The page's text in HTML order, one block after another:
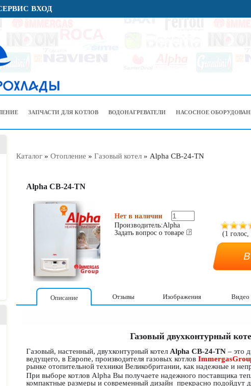
ВХОД
ЗАПЧАСТИ ДЛЯ КОТЛОВ ВОДОНАГРЕВАТЕЛИ НАСОСНОЕ
Каталог » Отопление » Газовый котел » Alpha CB-24-TN
Alpha CB-24-TN
Нет в наличии
Производитель:Alpha
Задать вопрос о товаре
(1
Описание Отзывы Изображения Видео
Газовый двухконтурный
Газовый, настенный, двухконтурный котел Alpha CB-24-TN – это
ведущего, в Европе, производителя газовых котлов Immergas
рынке отопительной техники Великобритании, как надежные и
При выборе котлов Alpha Вы получаете надежного поставщика
компактные размеры и современный дизайн прекрасно подойдут